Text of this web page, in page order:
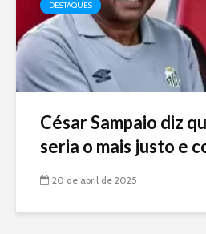
DESTAQUES
César Sampaio diz
seria o mais justo e
20 de abril de 2025